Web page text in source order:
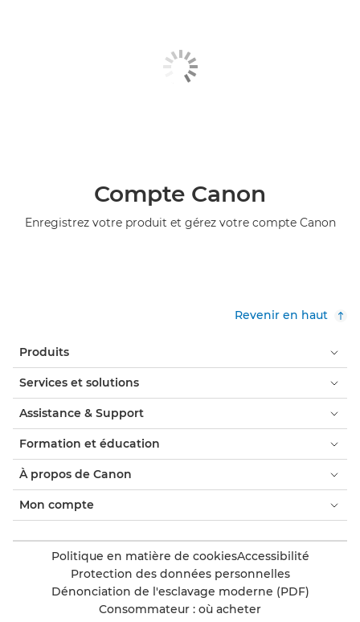
Compte Canon
Enregistrez votre produit et gérez votre compte Canon
Revenir en haut
Produits
Services et solutions
Assistance & Support
Formation et éducation
À propos de Canon
Mon compte
Politique en matière de cookiesAccessibilité
Protection des données personnelles
Dénonciation de l'esclavage moderne (PDF)
Consommateur : où acheter